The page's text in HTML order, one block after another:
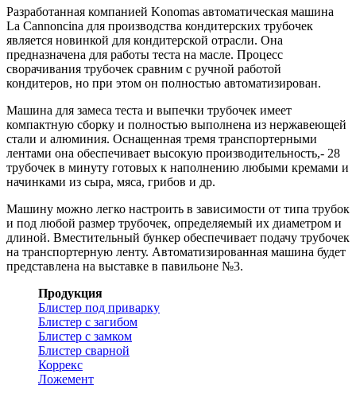
Разработанная компанией Konomas автоматическая машина
La Cannoncina для производства кондитерских трубочек
является новинкой для кондитерской отрасли. Она
предназначена для работы теста на масле. Процесс
сворачивания трубочек сравним с ручной работой
кондитеров, но при этом он полностью автоматизирован.
Машина для замеса теста и выпечки трубочек имеет
компактную сборку и полностью выполнена из нержавеющей
стали и алюминия. Оснащенная тремя транспортерными
лентами она обеспечивает высокую производительность,- 28
трубочек в минуту готовых к наполнению любыми кремами и
начинками из сыра, мяса, грибов и др.
Машину можно легко настроить в зависимости от типа трубок
и под любой размер трубочек, определяемый их диаметром и
длиной. Вместительный бункер обеспечивает подачу трубочек
на транспортерную ленту. Автоматизированная машина будет
представлена на выставке в павильоне №3.
Продукция
Блистер под приварку
Блистер с загибом
Блистер с замком
Блистер сварной
Коррекс
Ложемент